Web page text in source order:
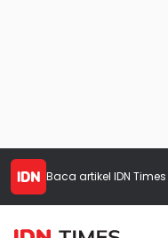
Baca artikel IDN Times